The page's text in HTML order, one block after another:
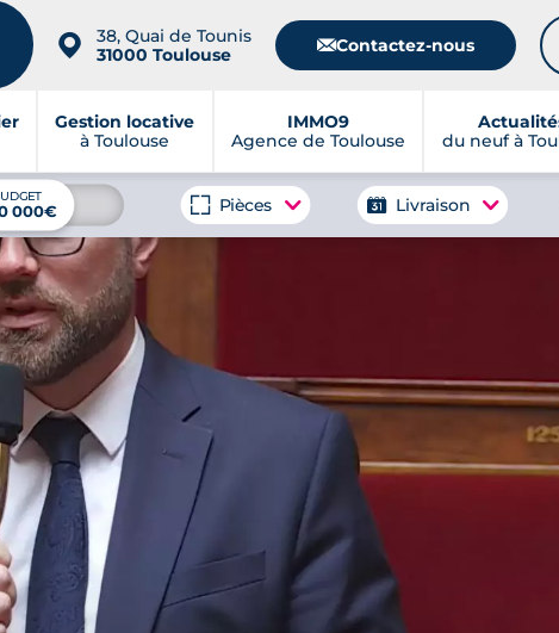
📍
38, Quai de Tounis
31000 Toulouse
📧Contactez-nous
Gestion locative
à Toulouse
IMMO9
Agence de Toulouse
du neuf à
000€ Pièces Livraison